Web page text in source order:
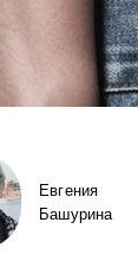
Евгения
Башурина